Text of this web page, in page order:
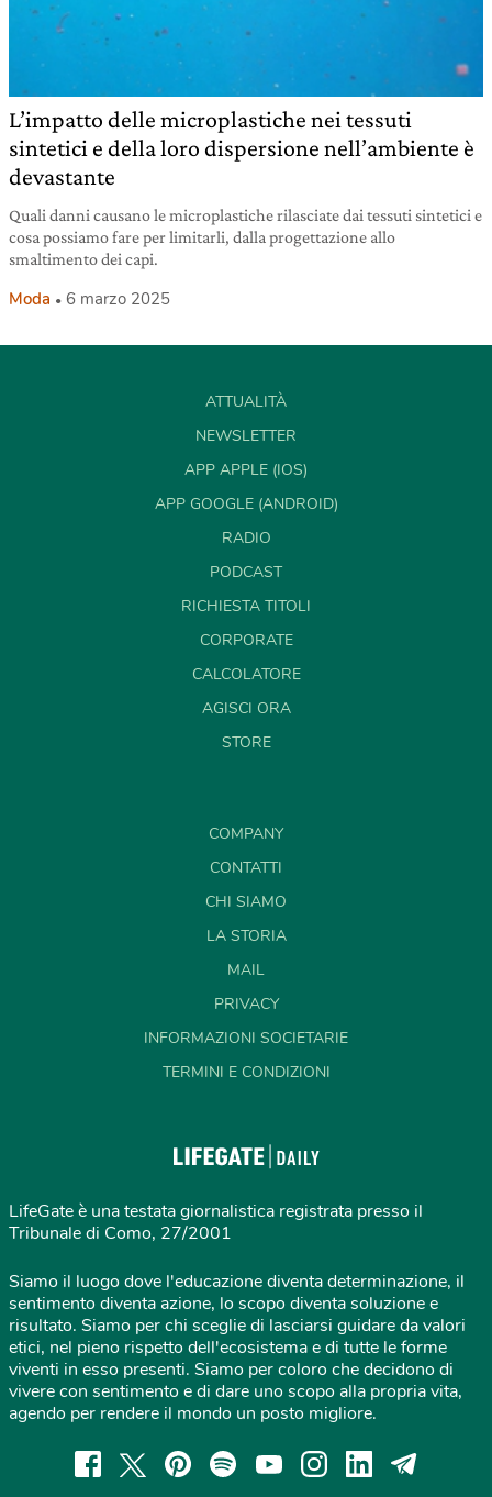
L’impatto delle microplastiche nei tessuti
sintetici e della loro dispersione nell’ambiente è
devastante
Quali danni causano le microplastiche rilasciate dai tessuti sintetici e
cosa possiamo fare per limitarli, dalla progettazione allo
smaltimento dei capi.
Moda 6 marzo 2025
ATTUALITÀ
NEWSLETTER
APP APPLE (IOS)
APP GOOGLE (ANDROID)
RADIO
PODCAST
RICHIESTA TITOLI
CORPORATE
CALCOLATORE
AGISCI ORA
STORE
COMPANY
CONTATTI
CHI SIAMO
LA STORIA
MAIL
PRIVACY
INFORMAZIONI SOCIETARIE
TERMINI E CONDIZIONI
LifeGate è una testata giornalistica registrata presso il
Tribunale di Como, 27/2001
Siamo il luogo dove l'educazione diventa determinazione, il
sentimento diventa azione, lo scopo diventa soluzione e
risultato. Siamo per chi sceglie di lasciarsi guidare da valori
etici, nel pieno rispetto dell'ecosistema e di tutte le forme
viventi in esso presenti. Siamo per coloro che decidono di
vivere con sentimento e di dare uno scopo alla propria vita,
agendo per rendere il mondo un posto migliore.